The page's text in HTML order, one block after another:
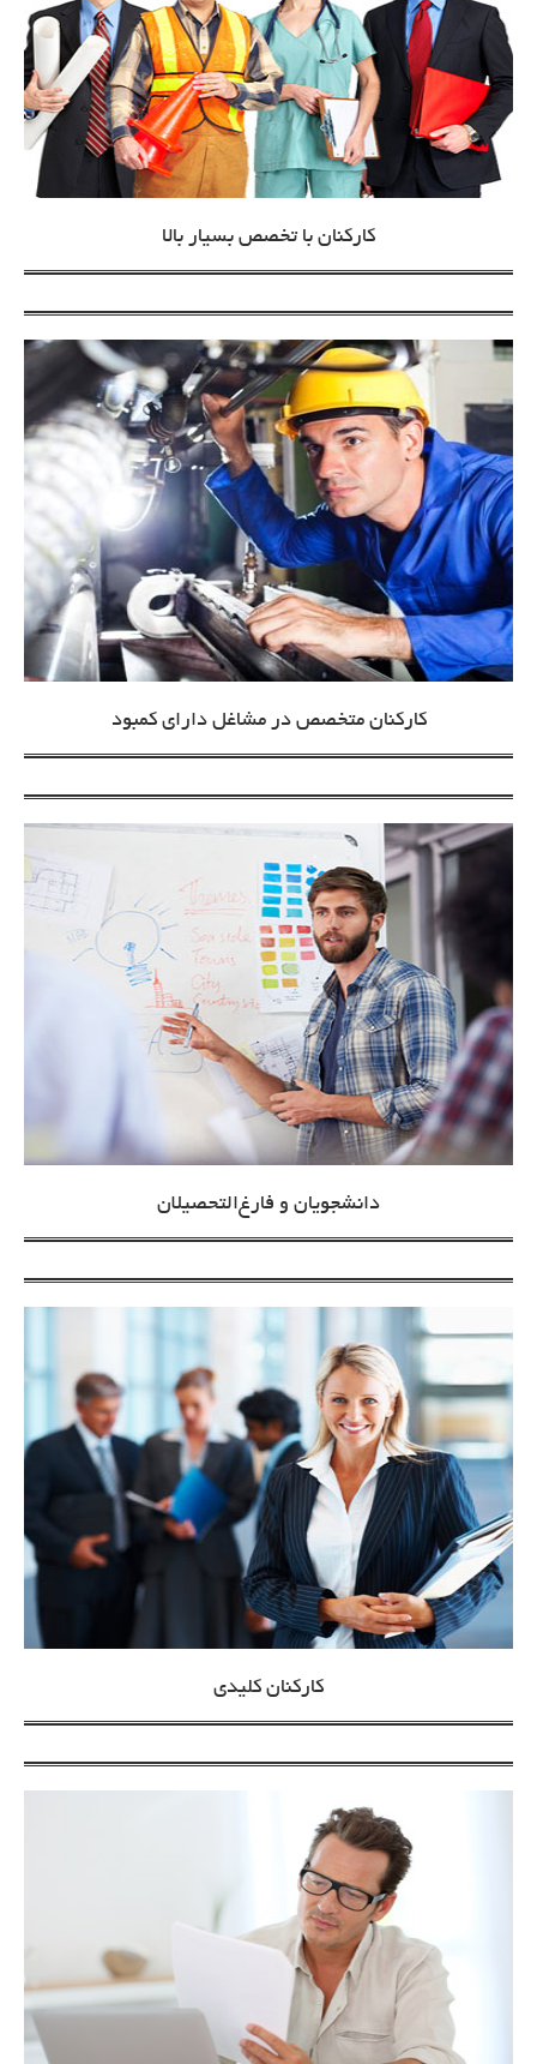
کارکنان با تخصص بسیار بالا
کارکنان متخصص در مشاغل دارای کمبود
دانشجویان و فارغ‌التحصیلان
کارکنان کلیدی